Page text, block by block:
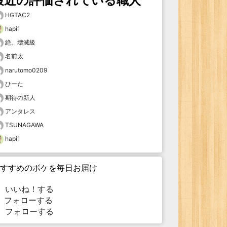
HGTAC2
hapi1
絶。壊滅級
名前太
narutomo0209
ひーた
期待の新人
アンタレス
TSUNAGAWA
hapi1
すめのボケを毎日お届け
いいね！する
ォローする
フォローする